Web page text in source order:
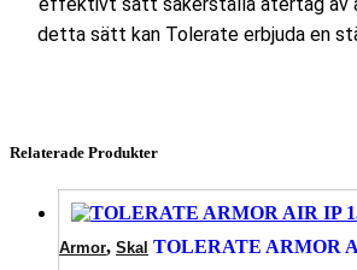
detta sätt kan Tolerate erbjuda en
Relaterade Produkter
Armor, Skal TOLERATE ARMOR